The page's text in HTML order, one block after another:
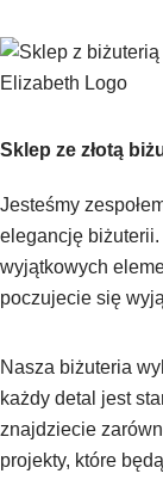
Sklep ze złotą
Jesteśmy
elegancję
wyjątkowych
poczujecie się
Nasza biżuteria
każdy detal jest
znajdziecie
projekty, które